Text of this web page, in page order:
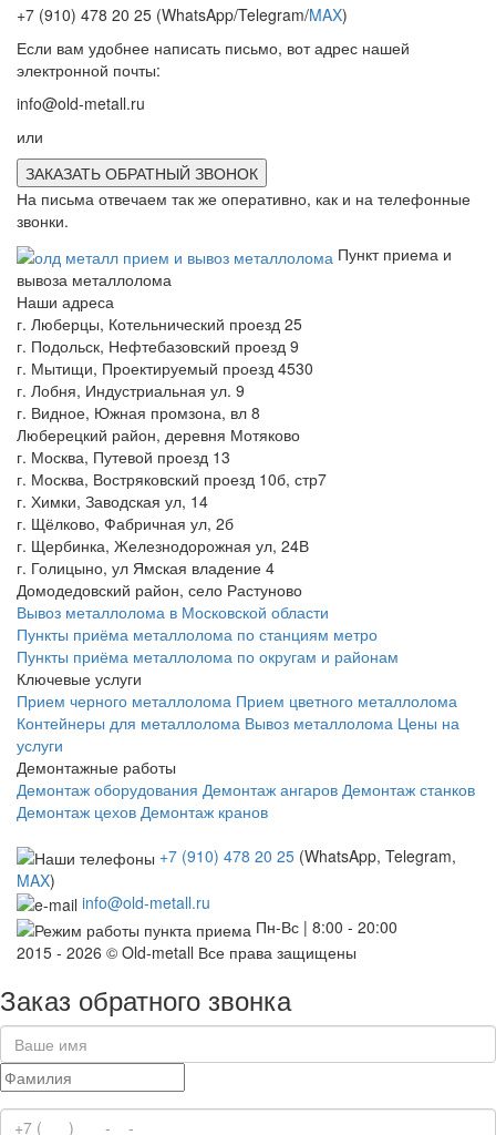
+7 (910) 478 20 25 (WhatsApp/Telegram/MAX)
Если вам удобнее написать письмо, вот адрес нашей
электронной почты:
info@old-metall.ru
или
ЗАКАЗАТЬ ОБРАТНЫЙ ЗВОНОК
На письма отвечаем так же оперативно, как и на телефонные
звонки.
Пункт приема и
вывоза металлолома
Наши адреса
г. Люберцы, Котельнический проезд 25
г. Подольск, Нефтебазовский проезд 9
г. Мытищи, Проектируемый проезд 4530
г. Лобня, Индустриальная ул. 9
г. Видное, Южная промзона, вл 8
Люберецкий район, деревня Мотяково
г. Москва, Путевой проезд 13
г. Москва, Востряковский проезд 10б, стр7
г. Химки, Заводская ул, 14
г. Щёлково, Фабричная ул, 2б
г. Щербинка, Железнодорожная ул, 24В
г. Голицыно, ул Ямская владение 4
Домодедовский район, село Растуново
Вывоз металлолома в Московской области
Пункты приёма металлолома по станциям метро
Пункты приёма металлолома по округам и районам
Ключевые услуги
Прием черного металлолома Прием цветного металлолома
Контейнеры для металлолома Вывоз металлолома Цены на
услуги
Демонтажные работы
Демонтаж оборудования Демонтаж ангаров Демонтаж станков
Демонтаж цехов Демонтаж кранов
+7 (910) 478 20 25 (WhatsApp, Telegram,
MAX)
info@old-metall.ru
Пн-Вс | 8:00 - 20:00
2015 - 2026 © Old-metall Все права защищены
Заказ обратного звонка